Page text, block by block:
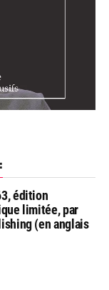
édition
limitée, par
(en anglais